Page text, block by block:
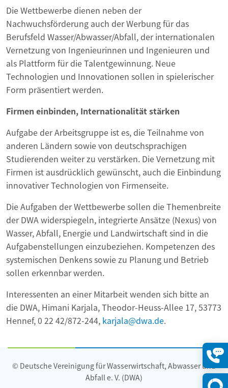
Die Wettbewerbe dienen neben der
Nachwuchsförderung auch der Werbung für das
Berufsfeld Wasser/Abwasser/Abfall, der internationalen
Vernetzung von Ingenieurinnen und Ingenieuren und
als Plattform für die Talentgewinnung. Neue
Technologien und Innovationen sollen in spielerischer
Form präsentiert werden.
Firmen einbinden, Internationalität stärken
Aufgabe der Arbeitsgruppe ist es, die Teilnahme von
anderen Ländern sowie von deutschsprachigen
Studierenden weiter zu verstärken. Die Vernetzung mit
Firmen ist ausdrücklich gewünscht, auch die Einbindung
innovativer Technologien von Firmenseite.
Die Aufgaben der Wettbewerbe sollen die Themenbreite
der DWA widerspiegeln, integrierte Ansätze (Nexus) von
Wasser, Abfall, Energie und Landwirtschaft sind in die
Aufgabenstellungen einzubeziehen. Kompetenzen des
systemischen Denkens sowie zu Planung und Betrieb
sollen erkennbar werden.
Interessenten an einer Mitarbeit wenden sich bitte an
die DWA, Himani Karjala, Theodor-Heuss-Allee 17, 53773
Hennef, 0 22 42/872-244, karjala@dwa.de.
© Deutsche Vereinigung für Wasserwirtschaft, Abwasser und
Abfall e. V. (DWA)